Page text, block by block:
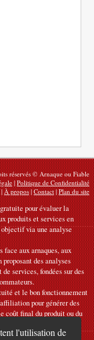
l'utilisation de
réservés © Arnaque ou Fiable
|Politique de Confidentialité
|À propos|Contact|Plan du site
pour évaluer la
produits et services en
via une analyse
aux arnaques, aux
des analyses
services, fondées sur des
et le bon fonctionnement
pour générer des
coût final du produit ou du
et ne constituent pas